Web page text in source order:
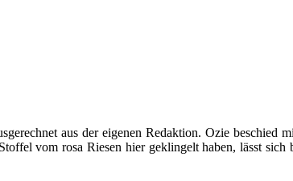
aus der eigenen Redaktion. Ozie beschied
vom rosa Riesen hier geklingelt haben, lässt